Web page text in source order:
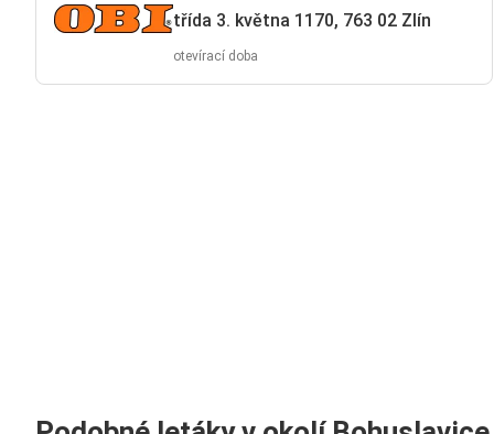
třída 3. května 1170, 763 02 Zlín
otevírací doba